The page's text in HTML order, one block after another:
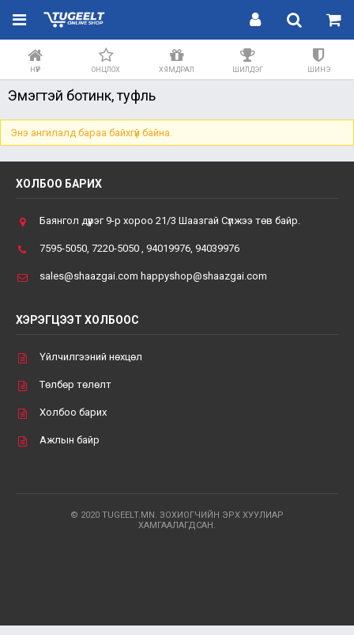
НҮҮР ОНЦЛОХ ХЯМДРАЛ ШИЛДЭГ ШИНЭ
Эмэгтэй ботинк, туфль
Энэ ангилалд бараа байхгүй байна.
ХОЛБОО БАРИХ
Баянгол дүүрэг 9-р хороо 21/3 Шаазгай Сүлжээ төв байр.
7595-5050, 7220-5050 , 94019976, 94039976
sales@shaazgai.com happyshop@shaazgai.com
ХЭРЭГЦЭЭТ ХОЛБООС
Үйлчилгээний нөхцөл
Төлбөр төлөлт
Холбоо барих
Ажлын байр
© 2020 TUGEELT.MN. ЗОХИОГЧИЙН ЭРХ ХУУЛИАР
ХАМГААЛАГДСАН.